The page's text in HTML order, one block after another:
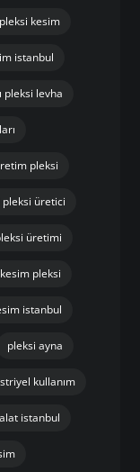
kesim
istanbul
pleksi levha
pleksi
üretici
üretimi
pleksi
istanbul
pleksi ayna
kullanım
istanbul